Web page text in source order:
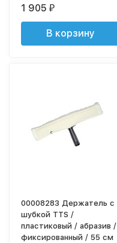
1 905₽
В корзину
00008283 Держатель с
шубкой TTS /
пластиковый / абразив /
фиксированный / 55 см